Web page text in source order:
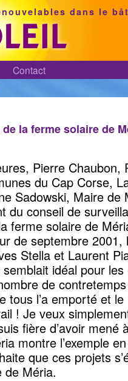
dans le
Contact
la ferme solaire de
Pierre Chaubon,
du Cap Corse,
Sadowski, Maire de
du conseil de
ferme solaire de
de septembre
Stella et Laurent
idéal pour
de
tous l’a emporté et
! Je veux
fière d’avoir mené
montre l’exemple
que ces projets
de Méria.